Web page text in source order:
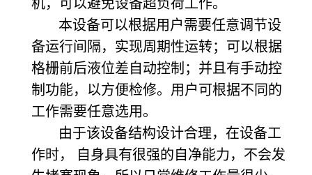
机，可以避免设备超负荷工作。
本设备可以根据用户需要任意调节设
备运行间隔，实现周期性运转；可以根据
格栅前后液位差自动控制；并且有手动控
制功能，以方便检修。用户可根据不同的
工作需要任意选用。
由于该设备结构设计合理，在设备工
作时， 自身具有很强的自净能力，不会发